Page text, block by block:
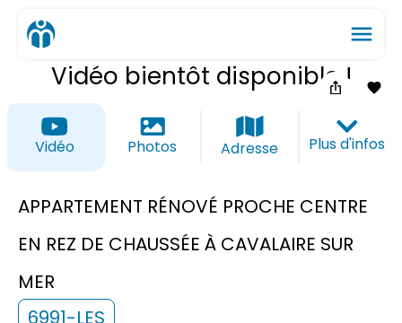
menu
Vidéo bientôt disponible !
ios_share favorite_border
Vidéo Photos Adresse Plus d'infos
APPARTEMENT RÉNOVÉ PROCHE CENTRE
EN REZ DE CHAUSSÉE À CAVALAIRE SUR
MER
6991-LES